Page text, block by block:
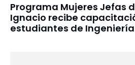
Programa Mujeres Jefas
Ignacio recibe
estudiantes de